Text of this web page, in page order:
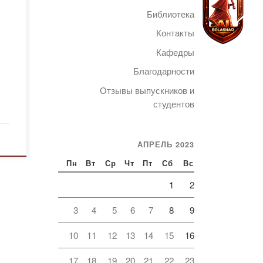
Библиотека
Контакты
Кафедры
Благодарности
Отзывы выпускников и
студентов
АПРЕЛЬ 2023
Пн Вт Ср Чт Пт Сб Вс
1 2
3 4 5 6 7 8 9
10 11 12 13 14 15 16
17 18 19 20 21 22 23